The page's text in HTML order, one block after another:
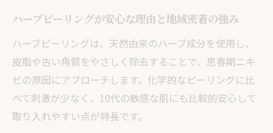
ハーブピーリングが安心な理由と地域密着の強み
ハーブピーリングは、天然由来のハーブ成分を使用し、
皮脂や古い角質をやさしく除去することで、思春期ニキ
ビの原因にアプローチします。化学的なピーリングに比
べて刺激が少なく、10代の敏感な肌にも比較的安心して
取り入れやすい点が特長です。